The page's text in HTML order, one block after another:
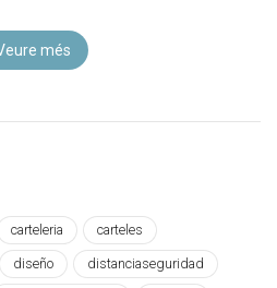
més
carteleria carteles
diseño distanciaseguridad